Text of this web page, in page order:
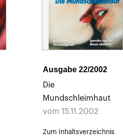
Ausgabe 22/2002
Die
Mundschleimhaut
vom 15.11.2002
Zum Inhaltsverzeichnis